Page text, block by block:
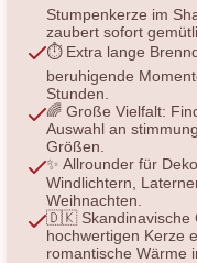
Stumpenkerze im
zaubert sofort
⏱️ Extra lange
beruhigende
Stunden.
🌈 Große Vielfalt:
Auswahl an
Größen.
✨ Allrounder für
Windlichtern,
Weihnachten.
🇩🇰 Skandinavische
hochwertigen Kerze
romantische Wärme